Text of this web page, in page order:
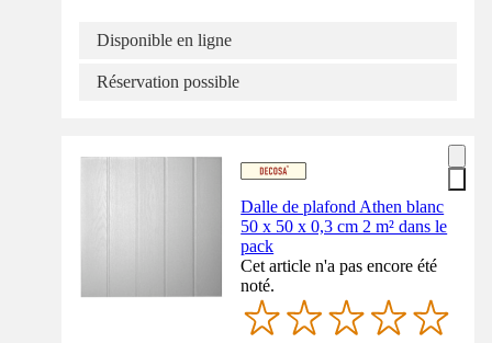
Disponible en ligne
Réservation possible
Dalle de plafond Athen blanc
50 x 50 x 0,3 cm 2 m² dans le
pack
Cet article n'a pas encore été
noté.